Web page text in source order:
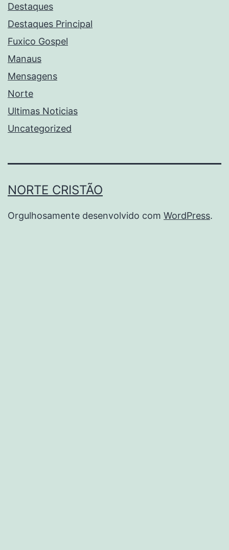
Destaques
Destaques Principal
Fuxico Gospel
Manaus
Mensagens
Norte
Ultimas Noticias
Uncategorized
NORTE CRISTÃO
Orgulhosamente desenvolvido com WordPress.